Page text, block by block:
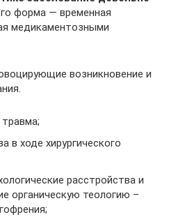
форма — временная
медикаментозными
возникновение и
в ходе хирургического
расстройства и
органическую теологию –